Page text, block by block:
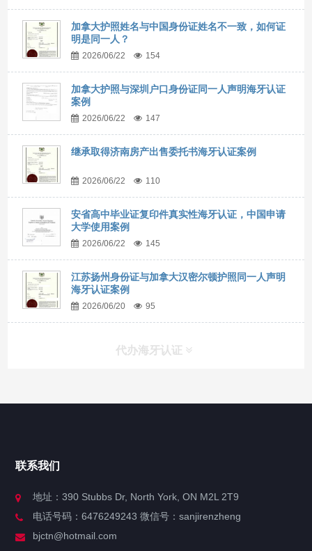
加拿大护照姓名与中国身份证姓名不一致，如何证
明是同一人？
2026/06/22 154
加拿大护照与深圳户口身份证同一人声明海牙认证
案例
2026/06/22 147
继承取得济南房产出售委托书海牙认证案例
2026/06/22 110
安省高中毕业证复印件真实性海牙认证，中国申请
大学使用案例
2026/06/22 145
江苏扬州身份证与加拿大汉密尔顿护照同一人声明
海牙认证案例
2026/06/20 95
代办海牙认证
服务分类
联系我们
地址：390 Stubbs Dr, North York, ON M2L 2T9
电话号码：6476249243 微信号：sanjirenzheng
bjctn@hotmail.com